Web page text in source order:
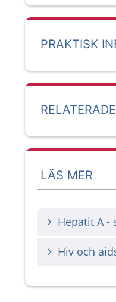
PRAKTISK
LÄS MER
Hepatit A -
Hiv och